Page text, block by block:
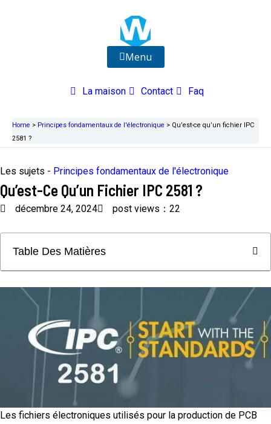
Menu
La maison Contact Faq
Home > Principes fondamentaux de l'électronique > Qu’est-ce qu’un fichier IPC
2581 ?
Les sujets - Principes fondamentaux de l'électronique
Qu’est-Ce Qu’un Fichier IPC 2581 ?
décembre 24, 2024 post views：22
Table Des Matières
Les fichiers électroniques utilisés pour la production de PCB